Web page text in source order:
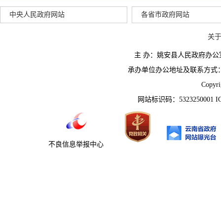
中央人民政府网站 各省市政府网站
关
主 办：姚安县人民政府办
承办单位办公地址及联系方式
网站标识码：5323250001
不良信息举报中心